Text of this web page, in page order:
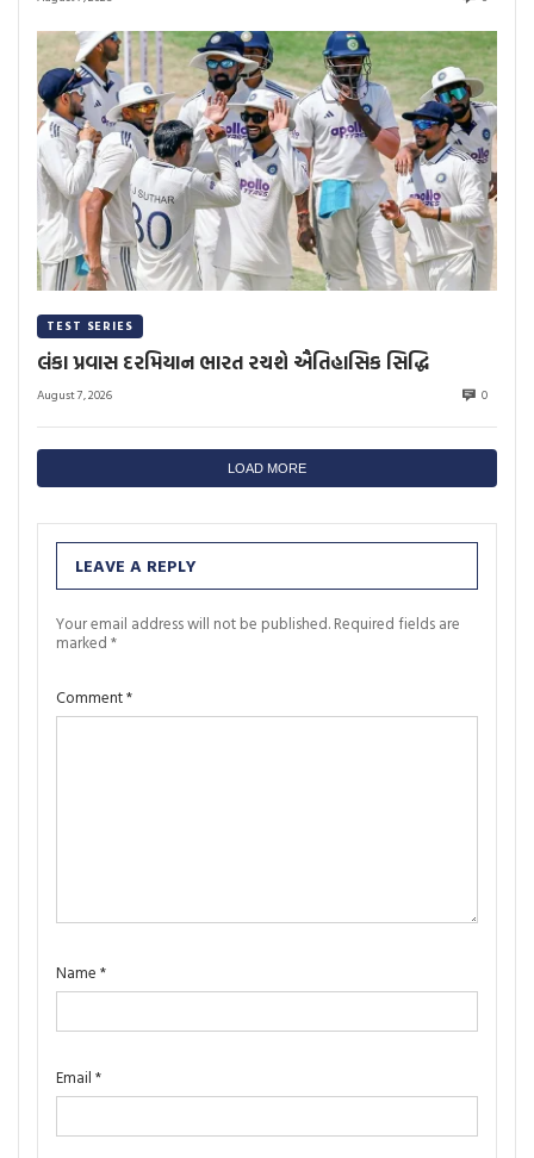
TEST SERIES
લંકા પ્રવાસ દરમિયાન ભારત રચશે ઐતિહાસિક સિદ્ધિ
August 7, 2026 0
LOAD MORE
LEAVE A REPLY
Your email address will not be published. Required fields are
marked *
Comment*
Name *
Email *